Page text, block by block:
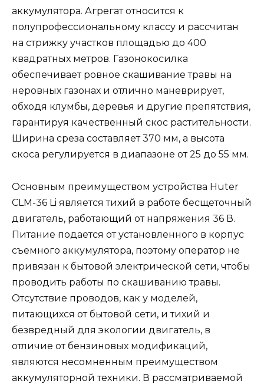
аккумулятора. Агрегат относится к
полупрофессиональному классу и рассчитан
на стрижку участков площадью до 400
квадратных метров. Газонокосилка
обеспечивает ровное скашивание травы на
неровных газонах и отлично маневрирует,
обходя клумбы, деревья и другие препятствия,
гарантируя качественный скос растительности.
Ширина среза составляет 370 мм, а высота
скоса регулируется в диапазоне от 25 до 55 мм.
Основным преимуществом устройства Huter
CLM-36 Li является тихий в работе бесщеточный
двигатель, работающий от напряжения 36 В.
Питание подается от установленного в корпус
съемного аккумулятора, поэтому оператор не
привязан к бытовой электрической сети, чтобы
проводить работы по скашиванию травы.
Отсутствие проводов, как у моделей,
питающихся от бытовой сети, и тихий и
безвредный для экологии двигатель, в
отличие от бензиновых модификаций,
являются несомненным преимуществом
аккумуляторной техники. В рассматриваемой